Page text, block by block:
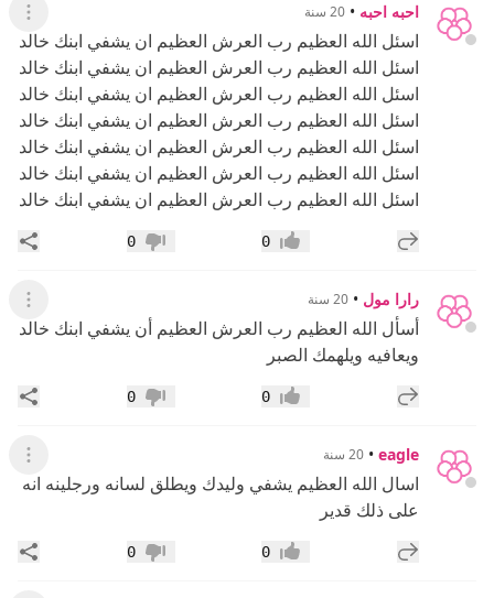
احبه احبه • 20 سنة عرض
اسئل الله العظيم رب العرش العظيم ان يشفي ابنك خالد
اسئل الله العظيم رب العرش العظيم ان يشفي ابنك خالد
اسئل الله العظيم رب العرش العظيم ان يشفي ابنك خالد
اسئل الله العظيم رب العرش العظيم ان يشفي ابنك خالد
اسئل الله العظيم رب العرش العظيم ان يشفي ابنك خالد
اسئل الله العظيم رب العرش العظيم ان يشفي ابنك خالد
اسئل الله العظيم رب العرش العظيم ان يشفي ابنك خالد
إضافة رد جديد إعجاب0 عدم إعجاب
0
رارا مول • 20 سنة عرض
أسأل الله العظيم رب العرش العظيم أن يشفي ابنك خالد
ويعافيه ويلهمك الصبر
إضافة رد جديد إعجاب0 عدم إعجاب
0
eagle
• 20 سنة عرض
اسال الله العظيم يشفي وليدك ويطلق لسانه ورجلينه انه
على ذلك قدير
إضافة رد جديد إعجاب0 عدم إعجاب
0